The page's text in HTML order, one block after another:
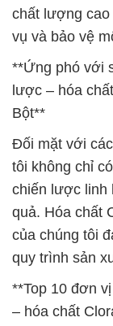
chất lượng cao
vụ và bảo vệ
**Ứng phó với
lược – hóa
Bột**
Đối mặt với
tôi không chỉ
chiến lược linh
quả. Hóa chất
của chúng tôi
quy trình sản
**Top 10 đơn
– hóa chất